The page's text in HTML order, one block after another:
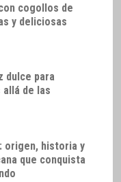
cogollos de
y deliciosas
dulce para
de las
origen, historia y
que conquista